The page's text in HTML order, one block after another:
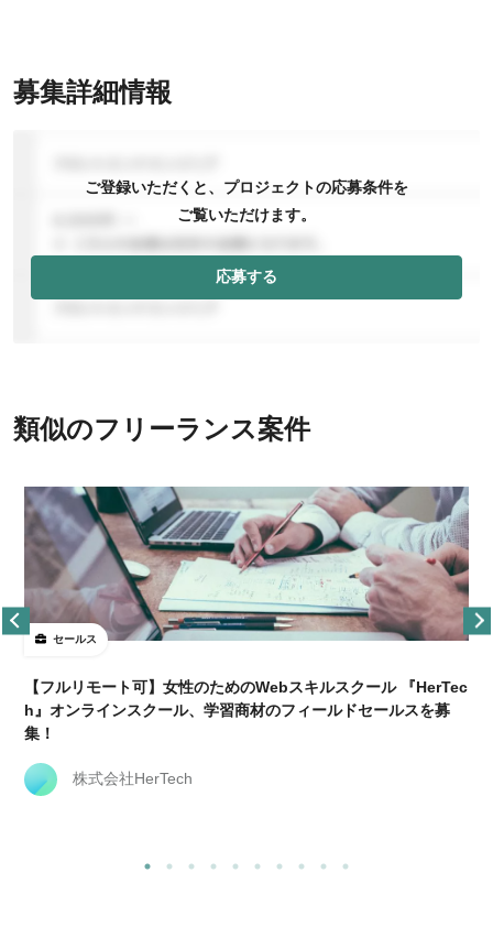
募集詳細情報
ご登録いただくと、プロジェクトの応募条件を
ご覧いただけます。
応募する
類似のフリーランス案件
セールス
【フルリモート可】女性のためのWebスキルスクール 『HerTec
h』オンラインスクール、学習商材のフィールドセールスを募
集！
株式会社HerTech